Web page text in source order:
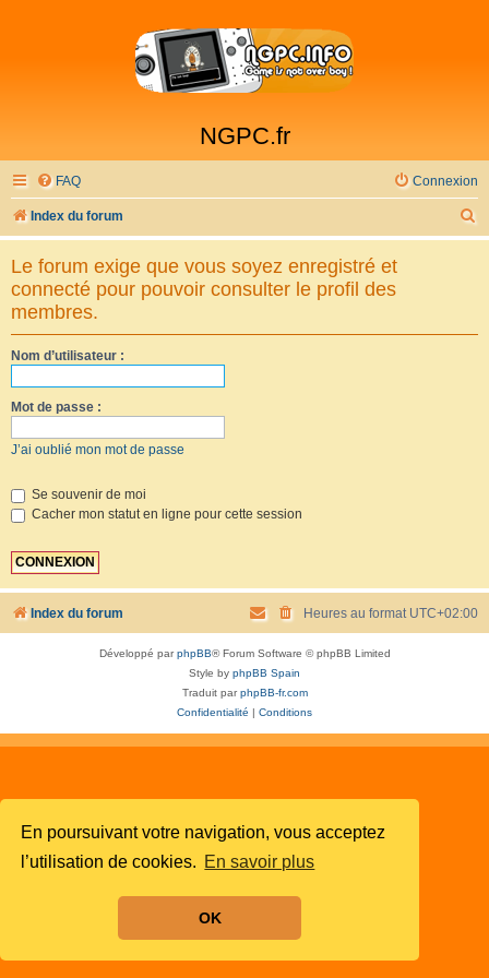
En poursuivant votre navigation, vous acceptez
l’utilisation de cookies. En savoir plus
OK
NGPC.fr
FAQ Connexion
Index du forum
e
Le forum exige que vous soyez enregistré et
connecté pour pouvoir consulter le profil des
membres.
Nom d’utilisateur :
Mot de passe :
J’ai oublié mon mot de passe
Se souvenir de moi
Cacher mon statut en ligne pour cette session
Index du forum Heures au format UTC+02:00
Développé parphpBB® Forum Software © phpBB Limited
Style by phpBB Spain
Traduit parphpBB-fr.com
Confidentialité
Conditions